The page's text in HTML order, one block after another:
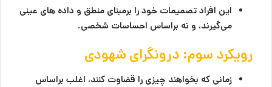
این افراد تصمیمات خود را برمبنای منطق و داده های عینی
می‌گیرند، و نه براساس احساسات شخصی.
رویکرد سوم: درونگرای شهودی
زمانی که بخواهند چیزی را قضاوت کنند، اغلب براساس